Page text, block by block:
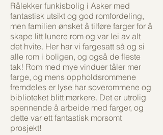
Rålekker funkisbolig i Asker med
fantastisk utsikt og god romfordeling,
men familien ønsket å tilføre farger for å
skape litt lunere rom og var lei av alt
det hvite. Her har vi fargesatt så og si
alle rom i boligen, og også de fleste
tak! Rom med mye vinduer tåler mer
farge, og mens oppholdsrommene
fremdeles er lyse har soverommene og
biblioteket blitt mørkere. Det er utrolig
spennende å arbeide med farger, og
dette var ett fantastisk morsomt
prosjekt!